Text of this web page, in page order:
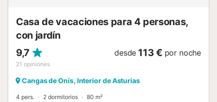
Casa de vacaciones para 4 personas,
con jardín
9,7
21 opiniones
desde 113 € por noche
Cangas de Onís, Interior de Asturias
4 pers. 2 dormitorios 80 m²